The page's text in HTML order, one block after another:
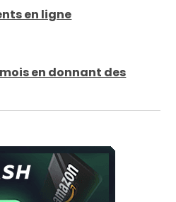
en ligne
en donnant des